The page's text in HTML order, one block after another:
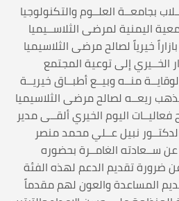
بجامعــة العلــوم والتكنولوجيا
اليمنية لمرضى الثلاســيميا
خيرياً لصالح مرضى الثلاسيميا
الخــيري إلى توعية المجتمع
منــه وبيــع أطبــاق خيريــة
ريعــه لصالح مرضى الثلاسيميا
اليوم الخيري ألقــى مدير
نبيل عــلي محمد منصر
ســعادته الغامــرة بحضوره
ضرورة تقديم الدعم لهذه الفئة
المساعدة والعون لهم مقدماً